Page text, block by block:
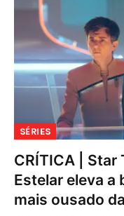
SÉRIES
CRÍTICA | Star
Estelar eleva a
mais ousado